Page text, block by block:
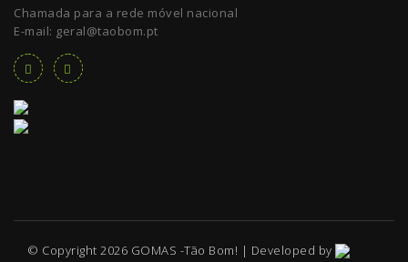
Chamada para a rede móvel nacional
E-mail: geral@taobom.pt
© Copyright 2026 GOMAS -Tão Bom! | Developed by